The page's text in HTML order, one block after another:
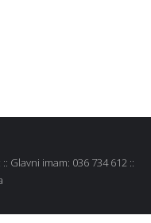
:: Glavni imam: 036 734 612 ::